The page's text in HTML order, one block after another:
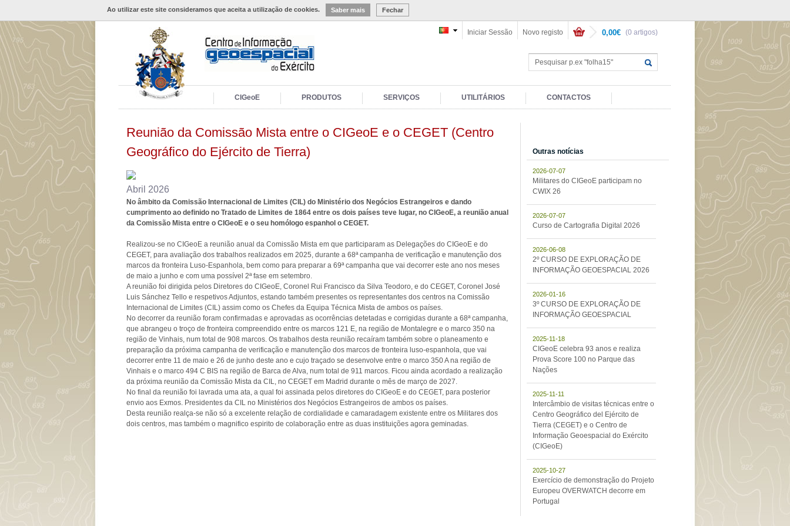
Ao utilizar este site consideramos que aceita a utilização de cookies. Saber mais Fechar
(0 artigos)
0,00€
Novo registo
Iniciar Sessão
CIGeoE PRODUTOS SERVIÇOS UTILITÁRIOS CONTACTOS
Reunião da Comissão Mista entre o CIGeoE e o CEGET (Centro
Geográfico do Ejército de Tierra)
Abril 2026
No âmbito da Comissão Internacional de Limites (CIL) do Ministério dos Negócios Estrangeiros e dando
cumprimento ao definido no Tratado de Limites de 1864 entre os dois países teve lugar, no CIGeoE, a reunião anual
da Comissão Mista entre o CIGeoE e o seu homólogo espanhol o CEGET.
Realizou-se no CIGeoE a reunião anual da Comissão Mista em que participaram as Delegações do CIGeoE e do
CEGET, para avaliação dos trabalhos realizados em 2025, durante a 68ª campanha de verificação e manutenção dos
marcos da fronteira Luso-Espanhola, bem como para preparar a 69ª campanha que vai decorrer este ano nos meses
de maio a junho e com uma possível 2ª fase em setembro.
A reunião foi dirigida pelos Diretores do CIGeoE, Coronel Rui Francisco da Silva Teodoro, e do CEGET, Coronel José
Luis Sánchez Tello e respetivos Adjuntos, estando também presentes os representantes dos centros na Comissão
Internacional de Limites (CIL) assim como os Chefes da Equipa Técnica Mista de ambos os países.
No decorrer da reunião foram confirmadas e aprovadas as ocorrências detetadas e corrigidas durante a 68ª campanha,
que abrangeu o troço de fronteira compreendido entre os marcos 121 E, na região de Montalegre e o marco 350 na
região de Vinhais, num total de 908 marcos. Os trabalhos desta reunião recaíram também sobre o planeamento e
preparação da próxima campanha de verificação e manutenção dos marcos de fronteira luso-espanhola, que vai
decorrer entre 11 de maio e 26 de junho deste ano e cujo traçado se desenvolve entre o marco 350 A na região de
Vinhais e o marco 494 C BIS na região de Barca de Alva, num total de 911 marcos. Ficou ainda acordado a realização
da próxima reunião da Comissão Mista da CIL, no CEGET em Madrid durante o mês de março de 2027.
No final da reunião foi lavrada uma ata, a qual foi assinada pelos diretores do CIGeoE e do CEGET, para posterior
envio aos Exmos. Presidentes da CIL no Ministérios dos Negócios Estrangeiros de ambos os países.
Desta reunião realça-se não só a excelente relação de cordialidade e camaradagem existente entre os Militares dos
dois centros, mas também o magnifico espirito de colaboração entre as duas instituições agora geminadas.
Outras notícias
2026-07-07
Militares do CIGeoE participam no
CWIX 26
2026-07-07
Curso de Cartografia Digital 2026
2026-06-08
2º CURSO DE EXPLORAÇÃO DE
INFORMAÇÃO GEOESPACIAL 2026
2026-01-16
3º CURSO DE EXPLORAÇÃO DE
INFORMAÇÃO GEOESPACIAL
2025-11-18
CIGeoE celebra 93 anos e realiza
Prova Score 100 no Parque das
Nações
2025-11-11
Intercâmbio de visitas técnicas entre o
Centro Geográfico del Ejército de
Tierra (CEGET) e o Centro de
Informação Geoespacial do Exército
(CIGeoE)
2025-10-27
Exercício de demonstração do Projeto
Europeu OVERWATCH decorre em
Portugal